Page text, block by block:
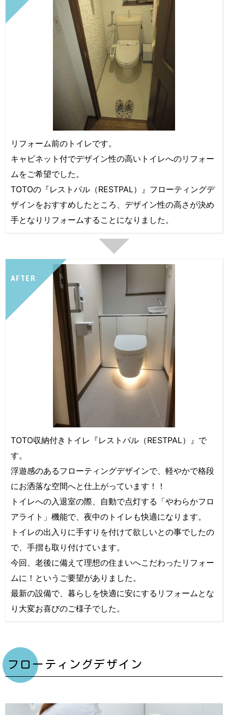
リフォーム前のトイレです。
キャビネット付でデザイン性の高いトイレへのリフォー
ムをご希望でした。
TOTOの『レストパル（RESTPAL）』フローティングデ
ザインをおすすめしたところ、デザイン性の高さが決め
手となりリフォームすることになりました。
AFTER
TOTO収納付きトイレ『レストパル（RESTPAL）』で
す。
浮遊感のあるフローティングデザインで、軽やかで格段
にお洒落な空間へと仕上がっています！！
トイレへの入退室の際、自動で点灯する「やわらかフロ
アライト」機能で、夜中のトイレも快適になります。
トイレの出入りに手すりを付けて欲しいとの事でしたの
で、手摺も取り付けています。
今回、老後に備えて理想の住まいへこだわったリフォー
ムに！というご要望がありました。
最新の設備で、暮らしを快適に安にするリフォームとな
り大変お喜びのご様子でした。
フローティングデザイン